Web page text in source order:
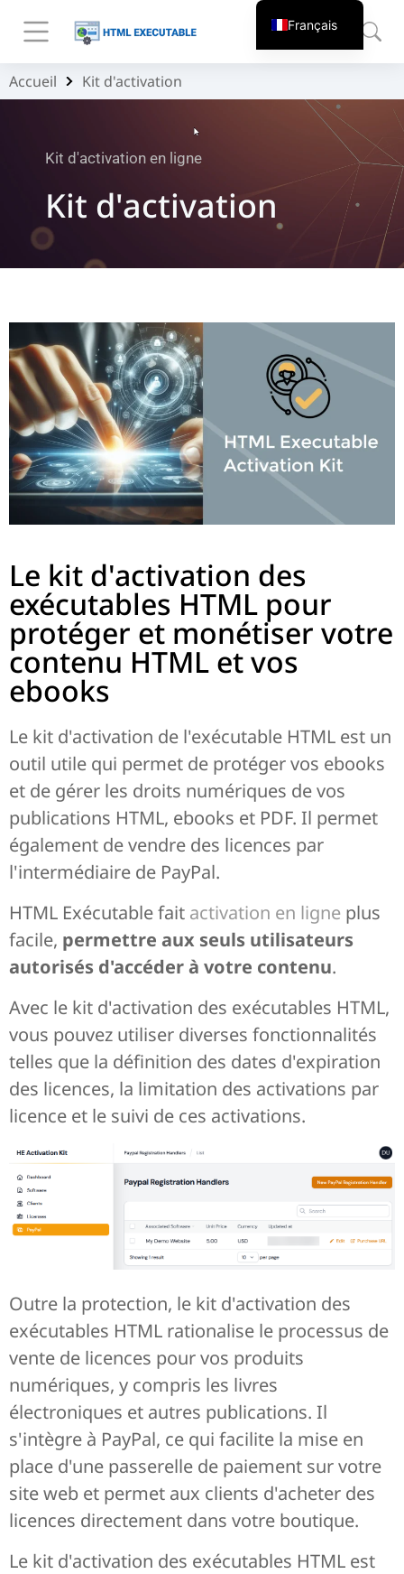
Vous êtes ici :
Accueil Kit d'activation
Kit d'activation en ligne
Kit d'activation
Le kit d'activation des
exécutables HTML pour
protéger et monétiser votre
contenu HTML et vos
ebooks
Le kit d'activation de l'exécutable HTML est un
outil utile qui permet de protéger vos ebooks
et de gérer les droits numériques de vos
publications HTML, ebooks et PDF. Il permet
également de vendre des licences par
l'intermédiaire de PayPal.
HTML Exécutable fait activation en ligne plus
facile, permettre aux seuls utilisateurs
autorisés d'accéder à votre contenu.
Avec le kit d'activation des exécutables HTML,
vous pouvez utiliser diverses fonctionnalités
telles que la définition des dates d'expiration
des licences, la limitation des activations par
licence et le suivi de ces activations.
Outre la protection, le kit d'activation des
exécutables HTML rationalise le processus de
vente de licences pour vos produits
numériques, y compris les livres
électroniques et autres publications. Il
s'intègre à PayPal, ce qui facilite la mise en
place d'une passerelle de paiement sur votre
site web et permet aux clients d'acheter des
licences directement dans votre boutique.
Le kit d'activation des exécutables HTML est
Français